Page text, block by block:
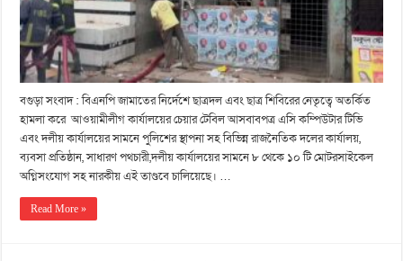
বগুড়া সংবাদ : বিএনপি জামাতের নির্দেশে ছাত্রদল এবং ছাত্র শিবিরের নেতৃত্বে অতর্কিত
হামলা করে আওয়ামীলীগ কার্যালয়ের চেয়ার টেবিল আসবাবপত্র এসি কম্পিউটার টিভি
এবং দলীয় কার্যালয়ের সামনে পুলিশের স্থাপনা সহ বিভিন্ন রাজনৈতিক দলের কার্যালয়,
ব্যবসা প্রতিষ্ঠান, সাধারণ পথচারী,দলীয় কার্যালয়ের সামনে ৮ থেকে ১০ টি মোটরসাইকেল
অগ্নিসংযোগ সহ নারকীয় এই তাণ্ডবে চালিয়েছে। …
Read More »